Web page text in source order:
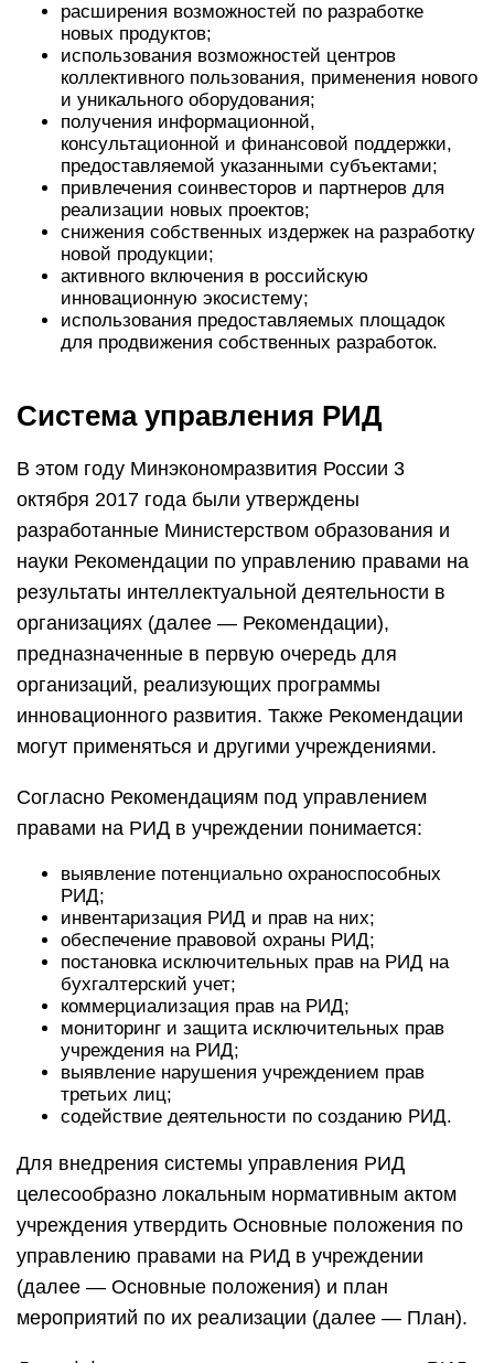
расширения возможностей по разработке
новых продуктов;
использования возможностей центров
коллективного пользования, применения нового
и уникального оборудования;
получения информационной,
консультационной и финансовой поддержки,
предоставляемой указанными субъектами;
привлечения соинвесторов и партнеров для
реализации новых проектов;
снижения собственных издержек на разработку
новой продукции;
активного включения в российскую
инновационную экосистему;
использования предоставляемых площадок
для продвижения собственных разработок.
Система управления РИД
В этом году Минэкономразвития России 3
октября 2017 года были утверждены
разработанные Министерством образования и
науки Рекомендации по управлению правами на
результаты интеллектуальной деятельности в
организациях (далее — Рекомендации),
предназначенные в первую очередь для
организаций, реализующих программы
инновационного развития. Также Рекомендации
могут применяться и другими учреждениями.
Согласно Рекомендациям под управлением
правами на РИД в учреждении понимается:
выявление потенциально охраноспособных
РИД;
инвентаризация РИД и прав на них;
обеспечение правовой охраны РИД;
постановка исключительных прав на РИД на
бухгалтерский учет;
коммерциализация прав на РИД;
мониторинг и защита исключительных прав
учреждения на РИД;
выявление нарушения учреждением прав
третьих лиц;
содействие деятельности по созданию РИД.
Для внедрения системы управления РИД
целесообразно локальным нормативным актом
учреждения утвердить Основные положения по
управлению правами на РИД в учреждении
(далее — Основные положения) и план
мероприятий по их реализации (далее — План).